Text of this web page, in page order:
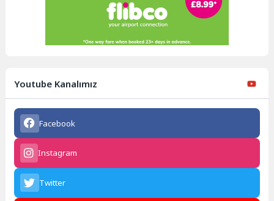
Youtube Kanalımız
Facebook
Instagram
Twitter